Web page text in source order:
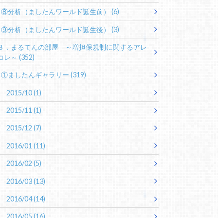
⑧分析（ましたんワールド誕生前） (6)
⑨分析（ましたんワールド誕生後） (3)
．まるてんの部屋 ～増担保規制に関するアレ
レ～(352)
①ましたんギャラリー (319)
2015/10(1)
2015/11(1)
2015/12(7)
2016/01(11)
2016/02(5)
2016/03(13)
2016/04(14)